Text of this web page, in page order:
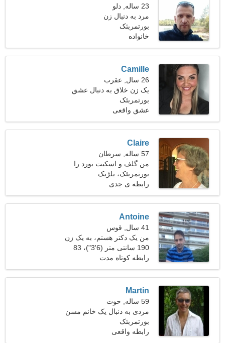
23 ساله, دلو
مرد به دنبال زن
بورتمربئک
خانواده
Camille
26 سال, عقرب
یک زن خلاق به دنبال عشق
واقعی است
بورتمربئک
عشق واقعی
Claire
57 ساله, سرطان
من گلف و اسکیت بورد را
ترجیح می دهم
بورتمربئک، بلژیک
رابطه ی جدی
Antoine
41 سال, قوس
من یک دکتر هستم، به یک زن
پرشور نیاز دارم
190 سانتی متر (6'3")، 83
کیلوگرم (182 پوند)
رابطه کوتاه مدت
Martin
59 ساله, حوت
مردی به دنبال یک خانم مسن
بورتمربئک
رابطه واقعی